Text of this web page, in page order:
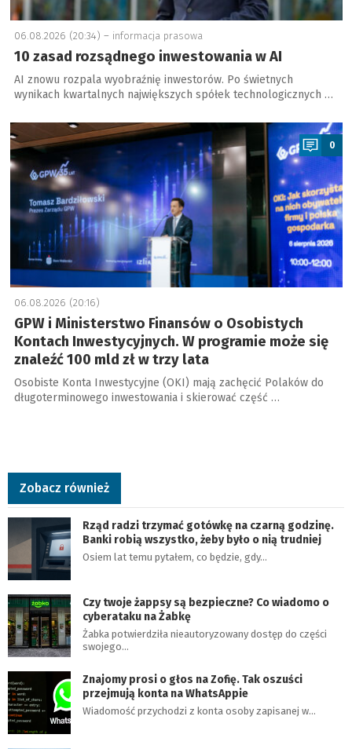
06.08.2026 (20:34) – informacja prasowa
10 zasad rozsądnego inwestowania w AI
AI znowu rozpala wyobraźnię inwestorów. Po świetnych
wynikach kwartalnych największych spółek technologicznych …
a
0
06.08.2026 (20:16)
GPW i Ministerstwo Finansów o Osobistych
Kontach Inwestycyjnych. W programie może się
znaleźć 100 mld zł w trzy lata
Osobiste Konta Inwestycyjne (OKI) mają zachęcić Polaków do
długoterminowego inwestowania i skierować część …
Zobacz również
Rząd radzi trzymać gotówkę na czarną godzinę.
Banki robią wszystko, żeby było o nią trudniej
Osiem lat temu pytałem, co będzie, gdy…
Czy twoje żappsy są bezpieczne? Co wiadomo o
cyberataku na Żabkę
Żabka potwierdziła nieautoryzowany dostęp do części
swojego…
Znajomy prosi o głos na Zofię. Tak oszuści
przejmują konta na WhatsAppie
Wiadomość przychodzi z konta osoby zapisanej w…